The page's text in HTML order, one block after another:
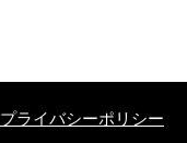
プライバシーポリシー